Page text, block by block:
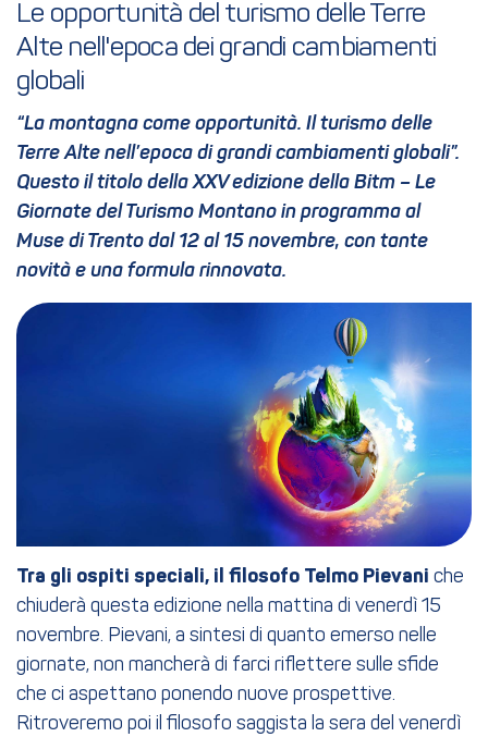
Le opportunità del turismo delle Terre
Alte nell'epoca dei grandi cambiamenti
globali
“La montagna come opportunità. Il turismo delle
Terre Alte nell’epoca di grandi cambiamenti globali”.
Questo il titolo della XXV edizione della Bitm – Le
Giornate del Turismo Montano in programma al
Muse di Trento dal 12 al 15 novembre, con tante
novità e una formula rinnovata.
Tra gli ospiti speciali, il filosofo Telmo Pievani che
chiuderà questa edizione nella mattina di venerdì 15
novembre. Pievani, a sintesi di quanto emerso nelle
giornate, non mancherà di farci riflettere sulle sfide
che ci aspettano ponendo nuove prospettive.
Ritroveremo poi il filosofo saggista la sera del venerdì